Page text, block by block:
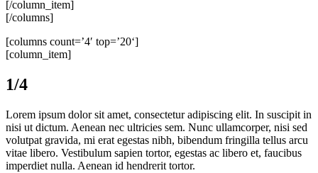
[/column_item]
[/columns]
[columns count=’4′ top=’20‘]
[column_item]
1/4
Lorem ipsum dolor sit amet, consectetur adipiscing elit. In suscipit in
nisi ut dictum. Aenean nec ultricies sem. Nunc ullamcorper, nisi sed
volutpat gravida, mi erat egestas nibh, bibendum fringilla tellus arcu
vitae libero. Vestibulum sapien tortor, egestas ac libero et, faucibus
imperdiet nulla. Aenean id hendrerit tortor.